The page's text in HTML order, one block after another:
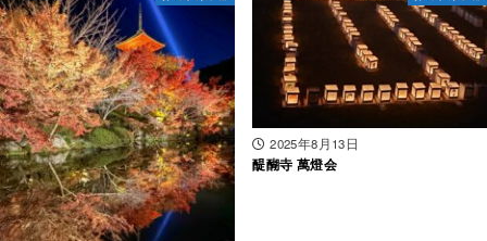
2025年8月13日
醍醐寺 萬燈会